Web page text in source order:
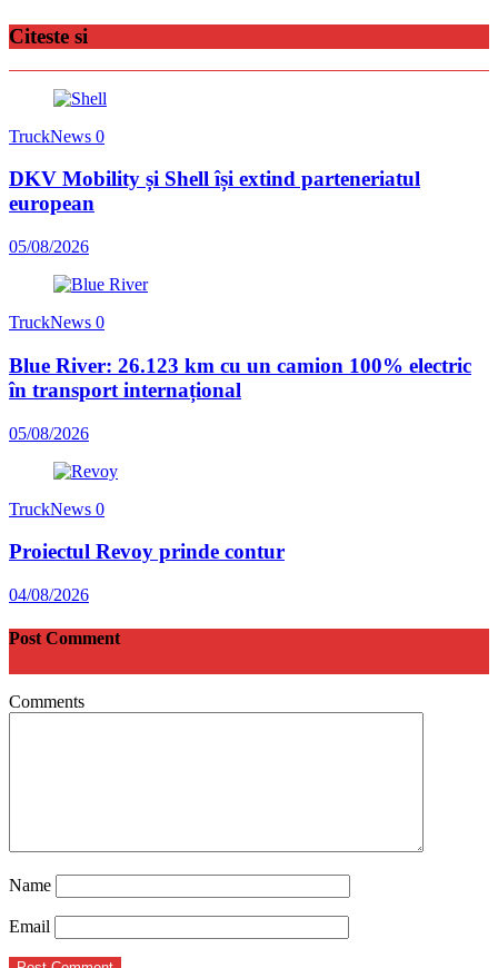
Citeste si
TruckNews 0
DKV Mobility și Shell își extind parteneriatul
european
05/08/2026
TruckNews 0
Blue River: 26.123 km cu un camion 100% electric
în transport internațional
05/08/2026
TruckNews 0
Proiectul Revoy prinde contur
04/08/2026
Post Comment
Comments
Name
Email